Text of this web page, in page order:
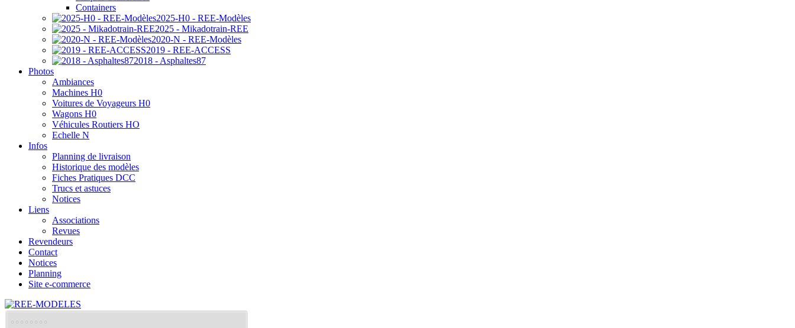
Containers
2025-H0 - REE-Modèles
2025 - Mikadotrain-REE
2020-N - REE-Modèles
2019 - REE-ACCESS
2018 - Asphaltes87
Photos
Ambiances
Machines H0
Voitures de Voyageurs H0
Wagons H0
Véhicules Routiers HO
Echelle N
Infos
Planning de livraison
Historique des modèles
Fiches Pratiques DCC
Trucs et astuces
Notices
Liens
Associations
Revues
Revendeurs
Contact
Notices
Planning
Site e-commerce